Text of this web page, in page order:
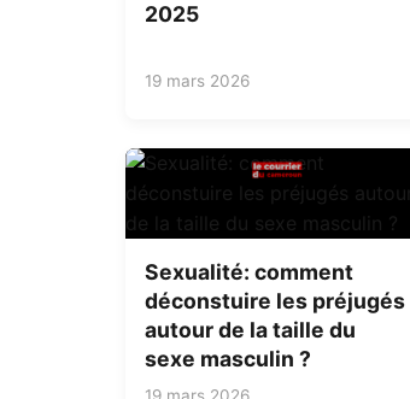
2025
19 mars 2026
Sexualité: comment
déconstuire les préjugés
autour de la taille du
sexe masculin ?